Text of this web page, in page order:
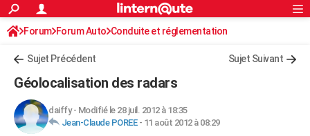
ACTUALITÉS
Politique
Société
Faits Divers
Education
Monde
Villes
+
FINANCE
Retraite
Impôts
Epargne
Immobilier
Risques naturels par ville
Banque
Assurance
Crédit
AUTO
S'inscrire
Connexion
Forum Forum Auto Conduite et réglementation
Radars et permis
Sujet Précédent Sujet Suivant
Géolocalisation des radars
daiffy- Modifié le 28 juil. 2012 à 18:35
Jean-Claude POREE- 11 août 2012 à 08:29